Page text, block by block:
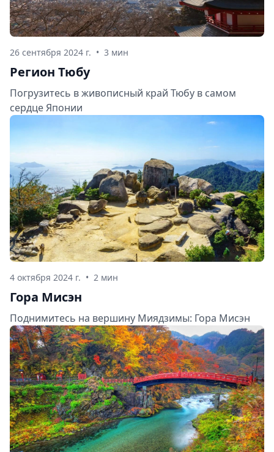
26 сентября 2024 г. • 3 мин
Регион Тюбу
Погрузитесь в живописный край Тюбу в самом
сердце Японии
4 октября 2024 г. • 2 мин
Гора Мисэн
Поднимитесь на вершину Миядзимы: Гора Мисэн